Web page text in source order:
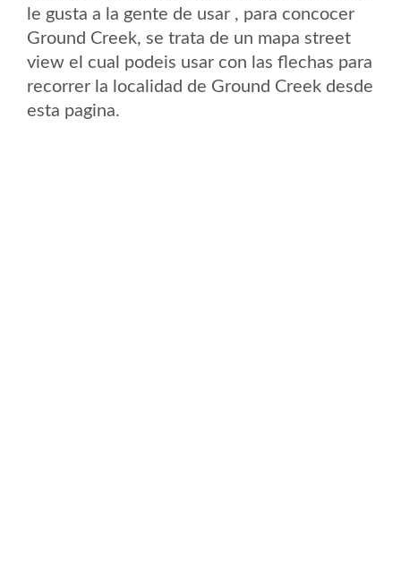
le gusta a la gente de usar , para concocer
Ground Creek, se trata de un mapa street
view el cual podeis usar con las flechas para
recorrer la localidad de Ground Creek desde
esta pagina.